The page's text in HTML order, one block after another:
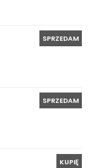
SPRZEDAM
SPRZEDAM
KUPIĘ